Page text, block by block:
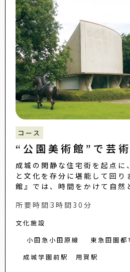
コース
“公園美術館”で芸
成城の閑静な住宅街を起点に
と文化を存分に堪能して回ります。 『世
館』では、時間をかけて自然
所要時間 3時間30分
文化施設
小田急小田原線
東急田園都
成城学園前駅
用賀駅